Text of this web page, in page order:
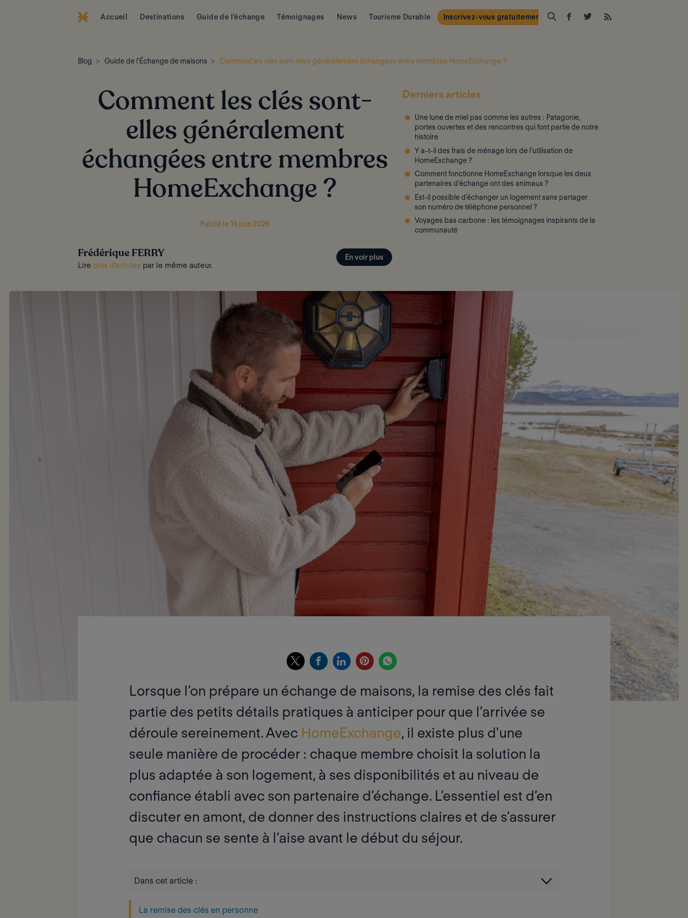
Accueil Destinations Guide de l'échange Témoignages News Tourisme Durable Inscrivez-vous gratuitement
Blog Guide de l’Échange de maisons Comment les clés sont-elles généralement échangées entre membres HomeExchange ?
Comment les clés sont-
elles généralement
échangées entre membres
HomeExchange ?
Publié le 15 juin 2026
Frédérique FERRY
Lire plus d'articles par le même auteur.
En voir plus
Derniers articles
Une lune de miel pas comme les autres : Patagonie,
portes ouvertes et des rencontres qui font partie de notre
histoire
Y a-t-il des frais de ménage lors de l’utilisation de
HomeExchange ?
Comment fonctionne HomeExchange lorsque les deux
partenaires d'échange ont des animaux ?
Est-il possible d’échanger un logement sans partager
son numéro de téléphone personnel ?
Voyages bas carbone : les témoignages inspirants de la
communauté
Lorsque l’on prépare un échange de maisons, la remise des clés fait
partie des petits détails pratiques à anticiper pour que l’arrivée se
déroule sereinement. Avec HomeExchange, il existe plus d'une
seule manière de procéder : chaque membre choisit la solution la
plus adaptée à son logement, à ses disponibilités et au niveau de
confiance établi avec son partenaire d’échange. L’essentiel est d’en
discuter en amont, de donner des instructions claires et de s’assurer
que chacun se sente à l’aise avant le début du séjour.
Dans cet article :
La remise des clés en personne